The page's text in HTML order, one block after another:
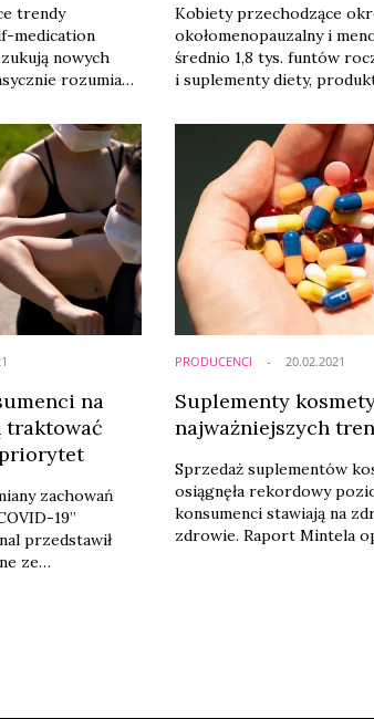
trendy
medication
nowych
rozumianą
oferty o
Taka
chemii,
które od lat
Kobiety przechodzące
okołomenopauzalny i
średnio 1,8 tys. funtów
i suplementy diety,
m.in. takie objawy jak
uderzenia gorąca.
na
traktować
zachowań
19”
przedstawił
ze
Zdrowie
PRODUCENCI
Suplementy
najważniejszych
Sprzedaż suplementów
osiągnęła rekordowy
konsumenci stawiają na
zdrowie. Raport Mintela
20.02.2021